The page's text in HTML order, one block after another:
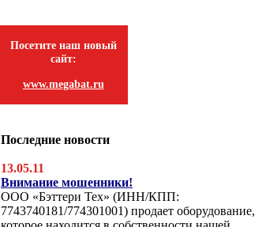
Посетите наш новый
сайт:
www.megabat.ru
Последние новости
13.05.11
Внимание мошенники!
ООО «Бэттери Тех» (ИНН/КПП:
7743740181/774301001) продает оборудование,